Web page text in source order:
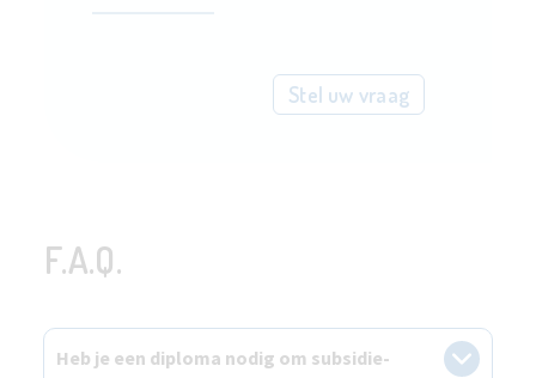
Stel uw vraag
F.A.Q.
Heb je een diploma nodig om subsidie-